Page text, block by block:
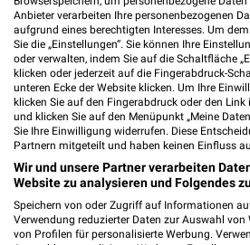
25,2 km
Anbieter verarbeiten Ihre personenbezogenen
aufgrund eines berechtigten Interesses. Um
Sie die „Einstellungen“. Sie können Ihre
oder verwalten, indem Sie auf die Schaltfläche
klicken oder jederzeit auf die Fingerabdruck-
unteren Ecke der Website klicken. Um Ihre
klicken Sie auf den Fingerabdruck oder den Link
und klicken Sie auf den Menüpunkt „Meine
Sie Ihre Einwilligung widerrufen. Diese
Partnern mitgeteilt und haben keinen Einfluss
Wir und unsere Partner verarbeiten
Website zu analysieren und Folgendes
Speichern von oder Zugriff auf Informationen
Verwendung reduzierter Daten zur Auswahl von
von Profilen für personalisierte Werbung.